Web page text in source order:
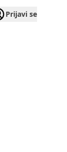
Prijavi se